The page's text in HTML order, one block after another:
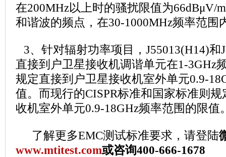
在200MHz以上时的骚扰限值为66dBμV/
和谐波的频点，在30-1000MHz频率范围
3、针对辐射功率项目，J55013(H14)和
直接到户卫星接收机调谐单元在1-3GHz
规定直接到户卫星接收机室外单元0.9-
值。而现行的CISPR标准和国家标准则
收机室外单元0.9-18GHz频率范围的限值
了解更多EMC测试标准要求，请登陆
www.mtitest.com或咨询400-666-1678